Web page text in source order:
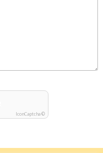
IconCaptcha ©